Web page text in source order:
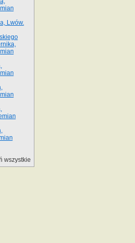
Lwów.
wszystkie